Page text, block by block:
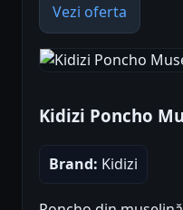
Vezi oferta
Kidizi Poncho
Brand: Kidizi